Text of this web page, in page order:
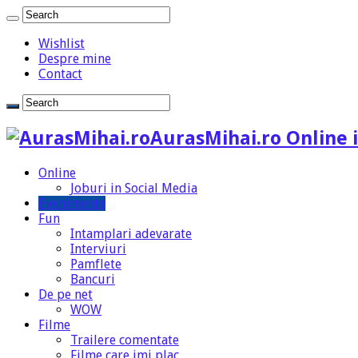
Wishlist
Despre mine
Contact
AurasMihai.ro Online
Online
Joburi in Social Media
Evenimente
Fun
Intamplari adevarate
Interviuri
Pamflete
Bancuri
De pe net
WOW
Filme
Trailere comentate